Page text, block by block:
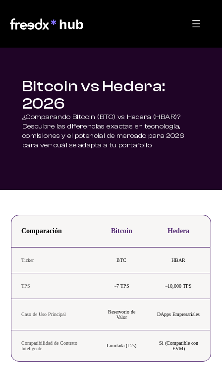
Bitcoin vs Hedera:
2026
¿Comparando Bitcoin (BTC) vs Hedera (HBAR)?
Descubre las diferencias exactas en tecnología,
comisiones y el potencial de mercado para 2026
para ver cuál se adapta a tu portafolio.
Comparación Bitcoin Hedera
Ticker BTC HBAR
TPS ~7 TPS ~10,000 TPS
Caso de Uso Principal
Reservorio de
Valor
DApps Empresariales
Compatibilidad de Contrato
Inteligente
Limitada (L2s)
Sí (Compatible con
EVM)